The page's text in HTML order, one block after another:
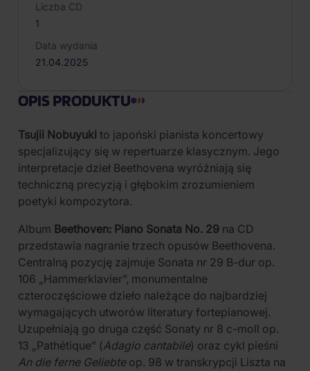
Liczba CD
1
Data wydania
21.04.2025
OPIS PRODUKTU
Tsujii Nobuyuki to japoński pianista koncertowy
specjalizujący się w repertuarze klasycznym. Jego
interpretacje dzieł Beethovena wyróżniają się
techniczną precyzją i głębokim zrozumieniem
poetyki kompozytora.
Album Beethoven: Piano Sonata No. 29 na CD
przedstawia nagranie trzech opusów Beethovena.
Centralną pozycję zajmuje Sonata nr 29 B-dur op.
106 „Hammerklavier”, monumentalne
czteroczęściowe dzieło należące do najbardziej
wymagających utworów literatury fortepianowej.
Uzupełniają go druga część Sonaty nr 8 c-moll op.
13 „Pathétique” (Adagio cantabile) oraz cykl pieśni
An die ferne Geliebteop. 98 w transkrypcji Liszta na